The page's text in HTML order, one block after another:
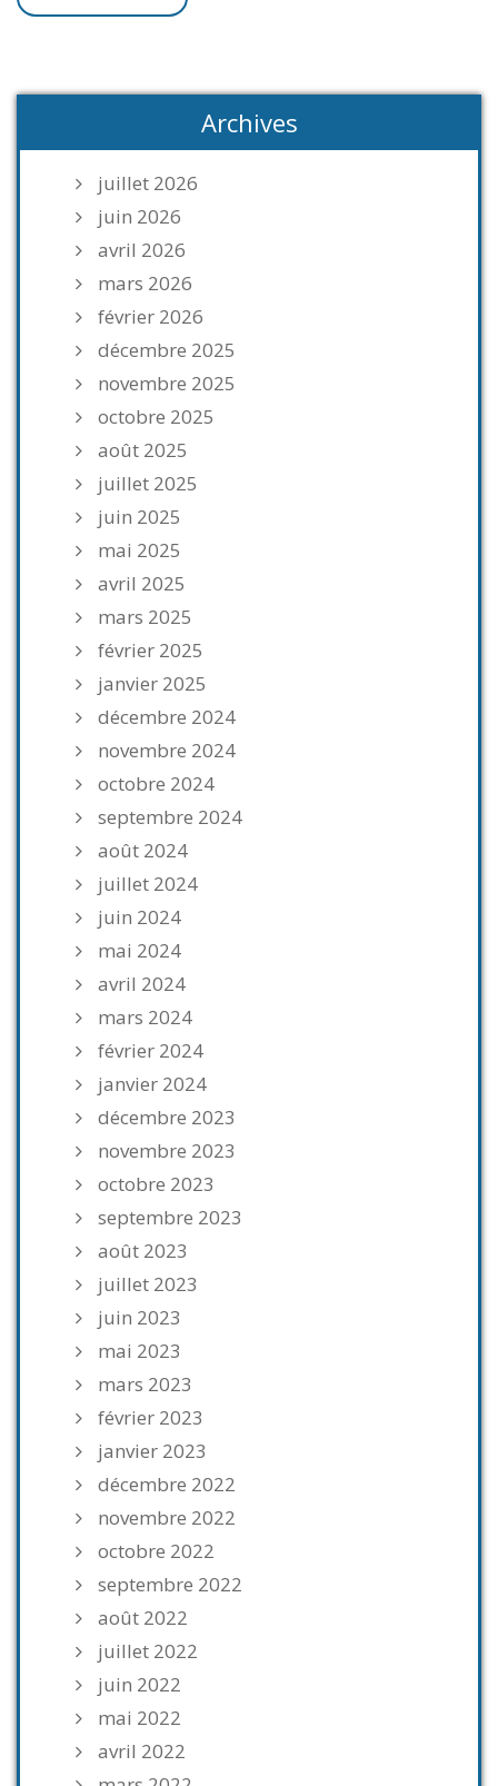
Archives
juillet 2026
juin 2026
avril 2026
mars 2026
février 2026
décembre 2025
novembre 2025
octobre 2025
août 2025
juillet 2025
juin 2025
mai 2025
avril 2025
mars 2025
février 2025
janvier 2025
décembre 2024
novembre 2024
octobre 2024
septembre 2024
août 2024
juillet 2024
juin 2024
mai 2024
avril 2024
mars 2024
février 2024
janvier 2024
décembre 2023
novembre 2023
octobre 2023
septembre 2023
août 2023
juillet 2023
juin 2023
mai 2023
mars 2023
février 2023
janvier 2023
décembre 2022
novembre 2022
octobre 2022
septembre 2022
août 2022
juillet 2022
juin 2022
mai 2022
avril 2022